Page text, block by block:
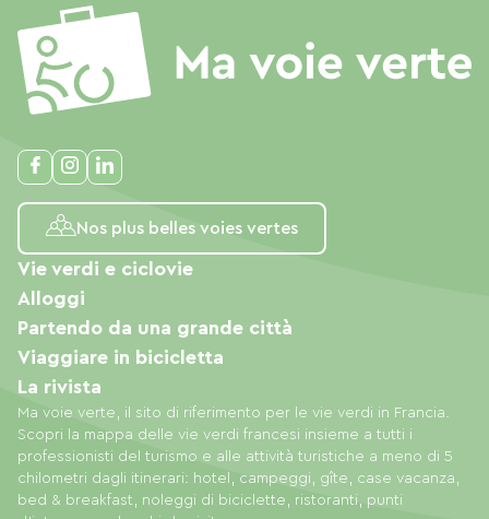
Nos plus belles voies vertes
Ma voie verte, il sito di riferimento per le vie verdi in Francia.
Scopri la mappa delle vie verdi francesi insieme a tutti i
professionisti del turismo e alle attività turistiche a meno di 5
chilometri dagli itinerari: hotel, campeggi, gîte, case vacanza,
bed & breakfast, noleggi di biciclette, ristoranti, punti
Vie verdi e ciclovie
Alloggi
Partendo da una grande città
Viaggiare in bicicletta
La rivista